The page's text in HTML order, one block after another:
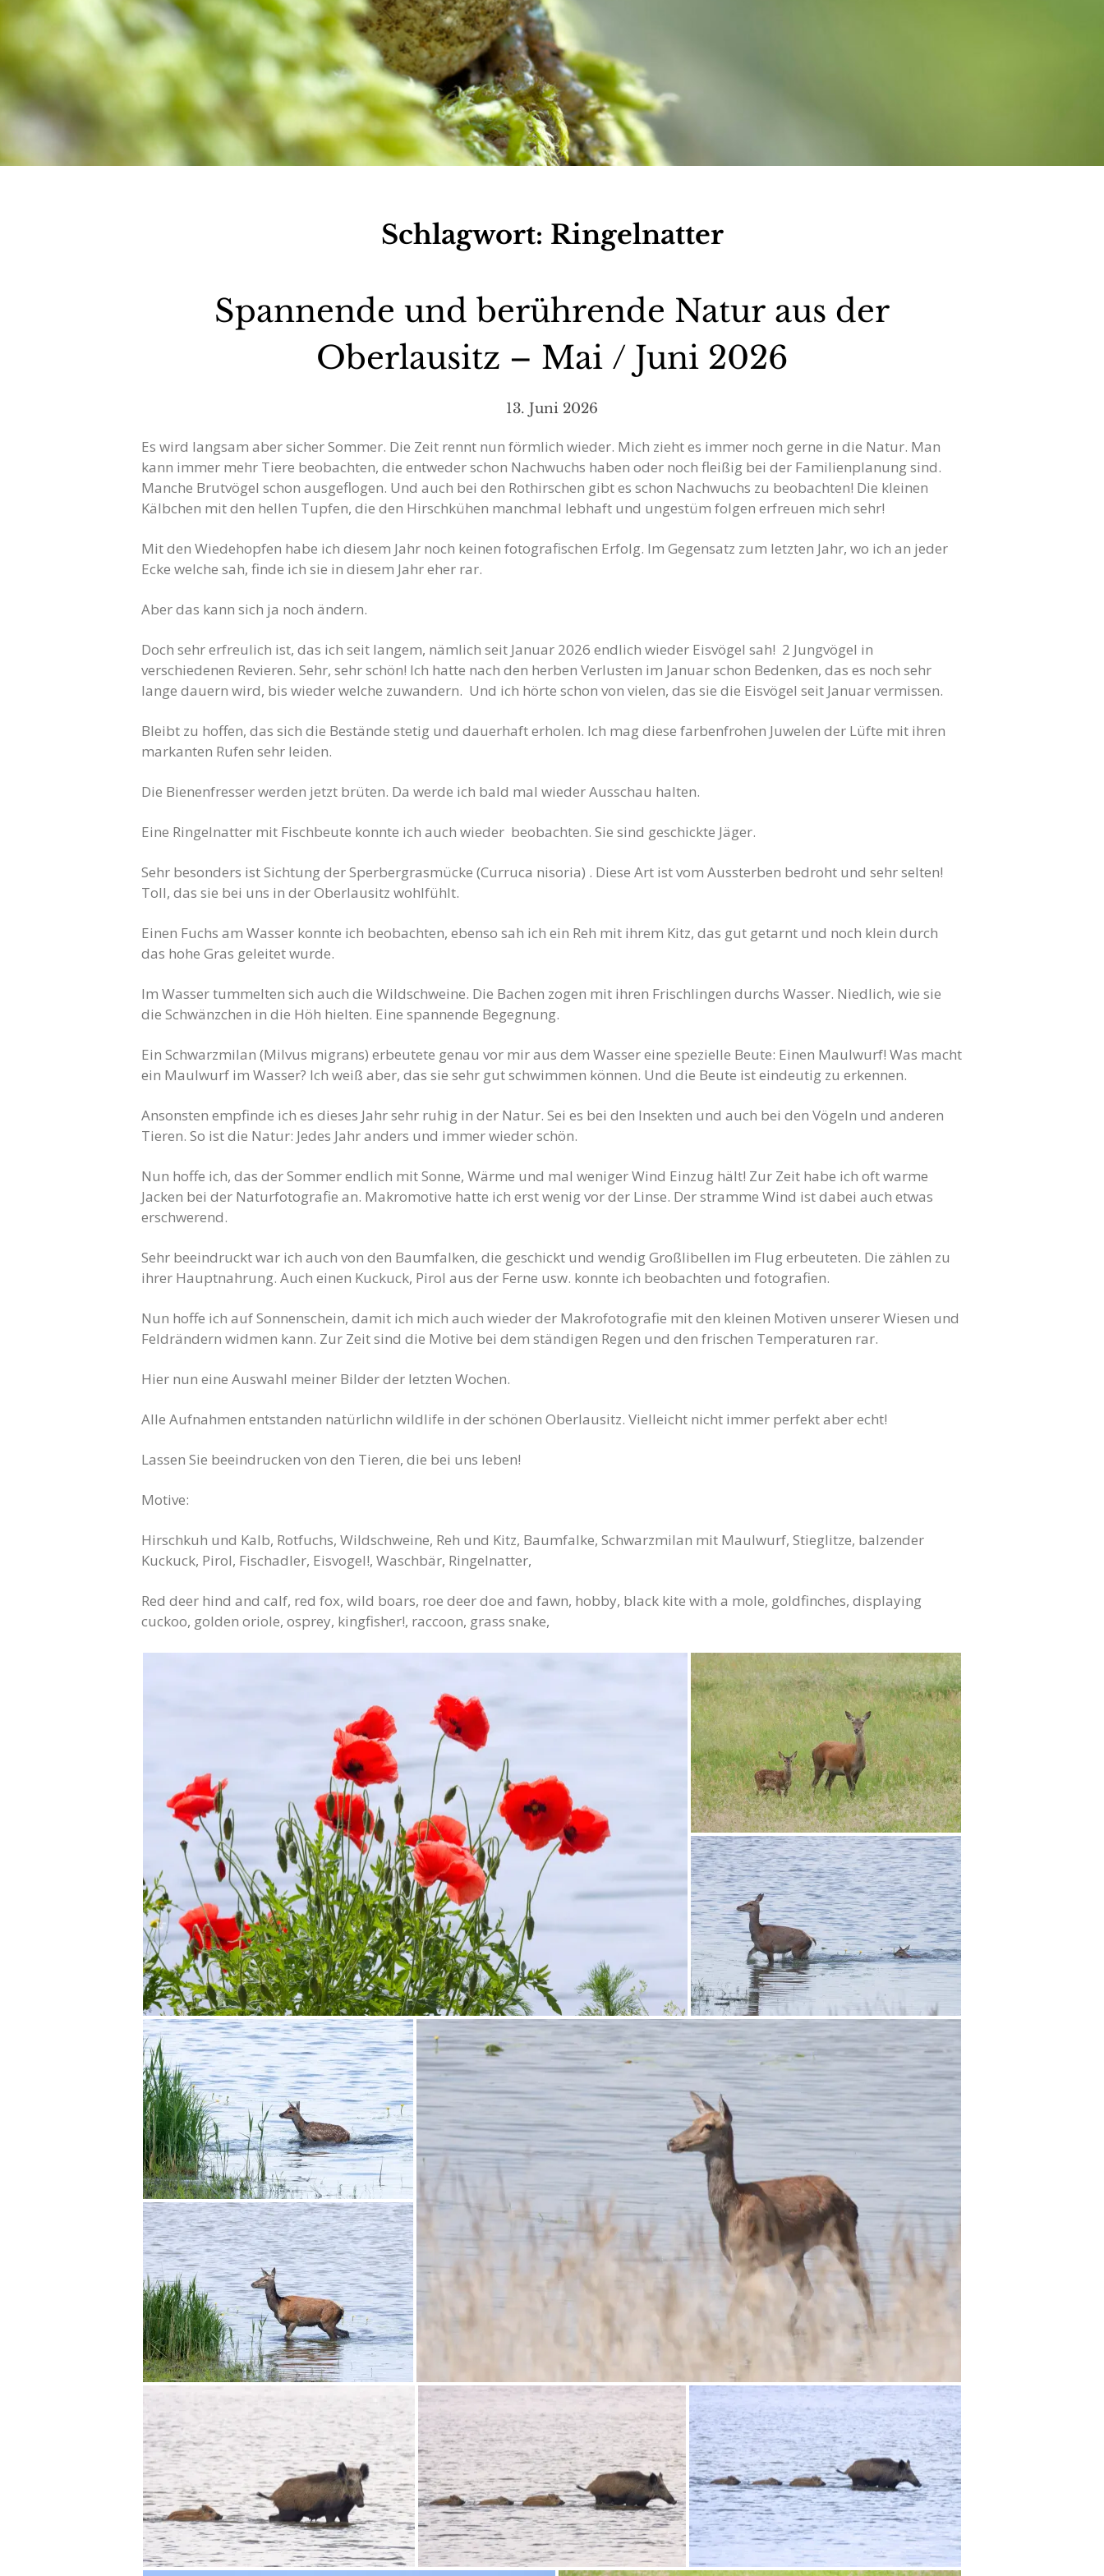
Schlagwort: Ringelnatter
Spannende und berührende Natur aus der
Oberlausitz – Mai / Juni 2026
13. Juni 2026
Es wird langsam aber sicher Sommer. Die Zeit rennt nun förmlich wieder. Mich zieht es immer noch gerne in die Natur. Man
kann immer mehr Tiere beobachten, die entweder schon Nachwuchs haben oder noch fleißig bei der Familienplanung sind.
Manche Brutvögel schon ausgeflogen. Und auch bei den Rothirschen gibt es schon Nachwuchs zu beobachten! Die kleinen
Kälbchen mit den hellen Tupfen, die den Hirschkühen manchmal lebhaft und ungestüm folgen erfreuen mich sehr!
Mit den Wiedehopfen habe ich diesem Jahr noch keinen fotografischen Erfolg. Im Gegensatz zum letzten Jahr, wo ich an jeder
Ecke welche sah, finde ich sie in diesem Jahr eher rar.
Aber das kann sich ja noch ändern.
Doch sehr erfreulich ist, das ich seit langem, nämlich seit Januar 2026 endlich wieder Eisvögel sah! 2 Jungvögel in
verschiedenen Revieren. Sehr, sehr schön! Ich hatte nach den herben Verlusten im Januar schon Bedenken, das es noch sehr
lange dauern wird, bis wieder welche zuwandern. Und ich hörte schon von vielen, das sie die Eisvögel seit Januar vermissen.
Bleibt zu hoffen, das sich die Bestände stetig und dauerhaft erholen. Ich mag diese farbenfrohen Juwelen der Lüfte mit ihren
markanten Rufen sehr leiden.
Die Bienenfresser werden jetzt brüten. Da werde ich bald mal wieder Ausschau halten.
Eine Ringelnatter mit Fischbeute konnte ich auch wieder beobachten. Sie sind geschickte Jäger.
Sehr besonders ist Sichtung der Sperbergrasmücke (Curruca nisoria) . Diese Art ist vom Aussterben bedroht und sehr selten!
Toll, das sie bei uns in der Oberlausitz wohlfühlt.
Einen Fuchs am Wasser konnte ich beobachten, ebenso sah ich ein Reh mit ihrem Kitz, das gut getarnt und noch klein durch
das hohe Gras geleitet wurde.
Im Wasser tummelten sich auch die Wildschweine. Die Bachen zogen mit ihren Frischlingen durchs Wasser. Niedlich, wie sie
die Schwänzchen in die Höh hielten. Eine spannende Begegnung.
Ein Schwarzmilan (Milvus migrans) erbeutete genau vor mir aus dem Wasser eine spezielle Beute: Einen Maulwurf! Was macht
ein Maulwurf im Wasser? Ich weiß aber, das sie sehr gut schwimmen können. Und die Beute ist eindeutig zu erkennen.
Ansonsten empfinde ich es dieses Jahr sehr ruhig in der Natur. Sei es bei den Insekten und auch bei den Vögeln und anderen
Tieren. So ist die Natur: Jedes Jahr anders und immer wieder schön.
Nun hoffe ich, das der Sommer endlich mit Sonne, Wärme und mal weniger Wind Einzug hält! Zur Zeit habe ich oft warme
Jacken bei der Naturfotografie an. Makromotive hatte ich erst wenig vor der Linse. Der stramme Wind ist dabei auch etwas
erschwerend.
Sehr beeindruckt war ich auch von den Baumfalken, die geschickt und wendig Großlibellen im Flug erbeuteten. Die zählen zu
ihrer Hauptnahrung. Auch einen Kuckuck, Pirol aus der Ferne usw. konnte ich beobachten und fotografien.
Nun hoffe ich auf Sonnenschein, damit ich mich auch wieder der Makrofotografie mit den kleinen Motiven unserer Wiesen und
Feldrändern widmen kann. Zur Zeit sind die Motive bei dem ständigen Regen und den frischen Temperaturen rar.
Hier nun eine Auswahl meiner Bilder der letzten Wochen.
Alle Aufnahmen entstanden natürlichn wildlife in der schönen Oberlausitz. Vielleicht nicht immer perfekt aber echt!
Lassen Sie beeindrucken von den Tieren, die bei uns leben!
Motive:
Hirschkuh und Kalb, Rotfuchs, Wildschweine, Reh und Kitz, Baumfalke, Schwarzmilan mit Maulwurf, Stieglitze, balzender
Kuckuck, Pirol, Fischadler, Eisvogel!, Waschbär, Ringelnatter,
Red deer hind and calf, red fox, wild boars, roe deer doe and fawn, hobby, black kite with a mole, goldfinches, displaying
cuckoo, golden oriole, osprey, kingfisher!, raccoon, grass snake,